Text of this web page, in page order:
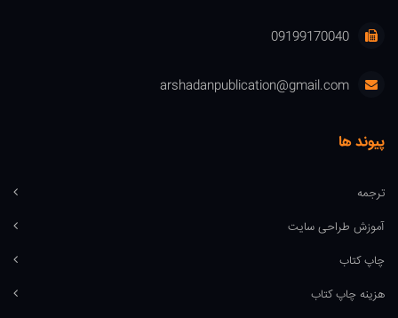
09199170040
arshadanpublication@gmail.com
پیوند ها
ترجمه
آموزش طراحی سایت
چاپ کتاب
هزینه چاپ کتاب